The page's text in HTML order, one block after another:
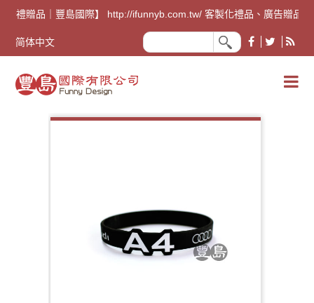
告禮贈品｜豐島國際】 http://ifunnyb.com.tw/ 客製化禮品、廣告贈品
简体中文